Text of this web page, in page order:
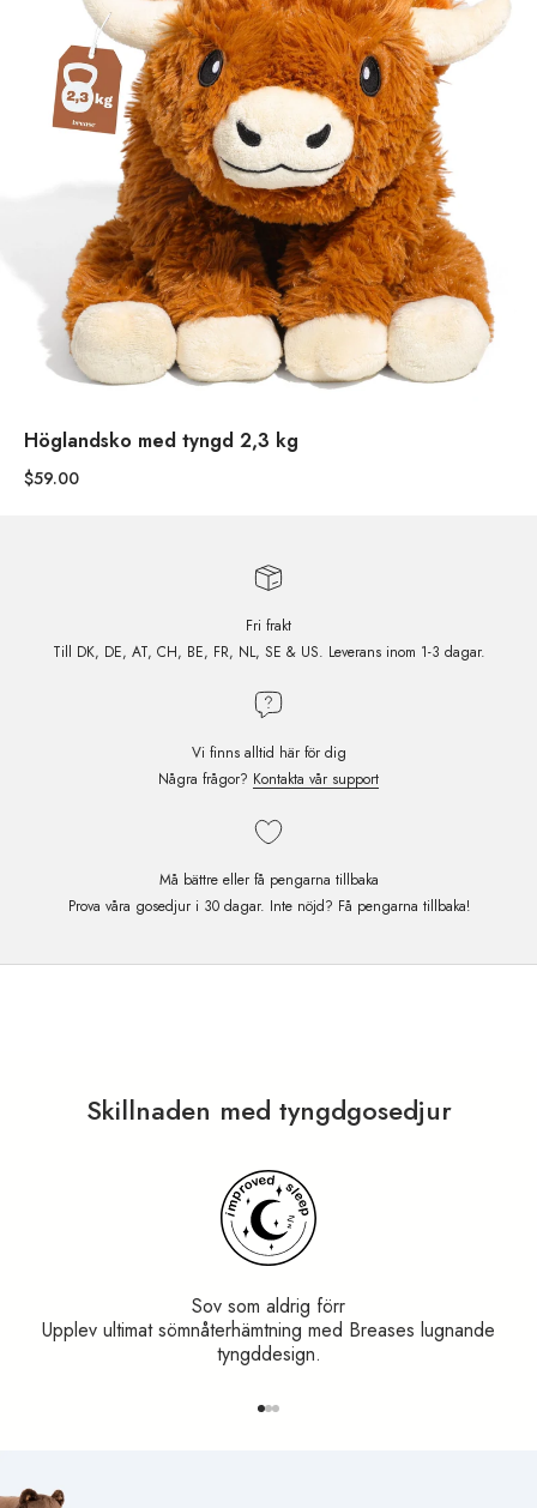
Höglandsko med tyngd 2,3 kg
$59.00
Fri frakt
Till DK, DE, AT, CH, BE, FR, NL, SE & US. Leverans inom 1-3 dagar.
Vi finns alltid här för dig
Några frågor? Kontakta vår support
Må bättre eller få pengarna tillbaka
Prova våra gosedjur i 30 dagar. Inte nöjd? Få pengarna tillbaka!
ett komplement vid ångestproblematik eller om man upplever
oro och rastlöshet. Här kan Brease användas effektivt för att
Maria Wieth, Psykolog
Utmärkt
4,9/5 baserat på 1000+ omdömen på
Möt alla våra experter
Skillnaden med tyngdgosedjur
Sov som aldrig förr
Upplev ultimat sömnåterhämtning med Breases lugnande
tyngddesign.